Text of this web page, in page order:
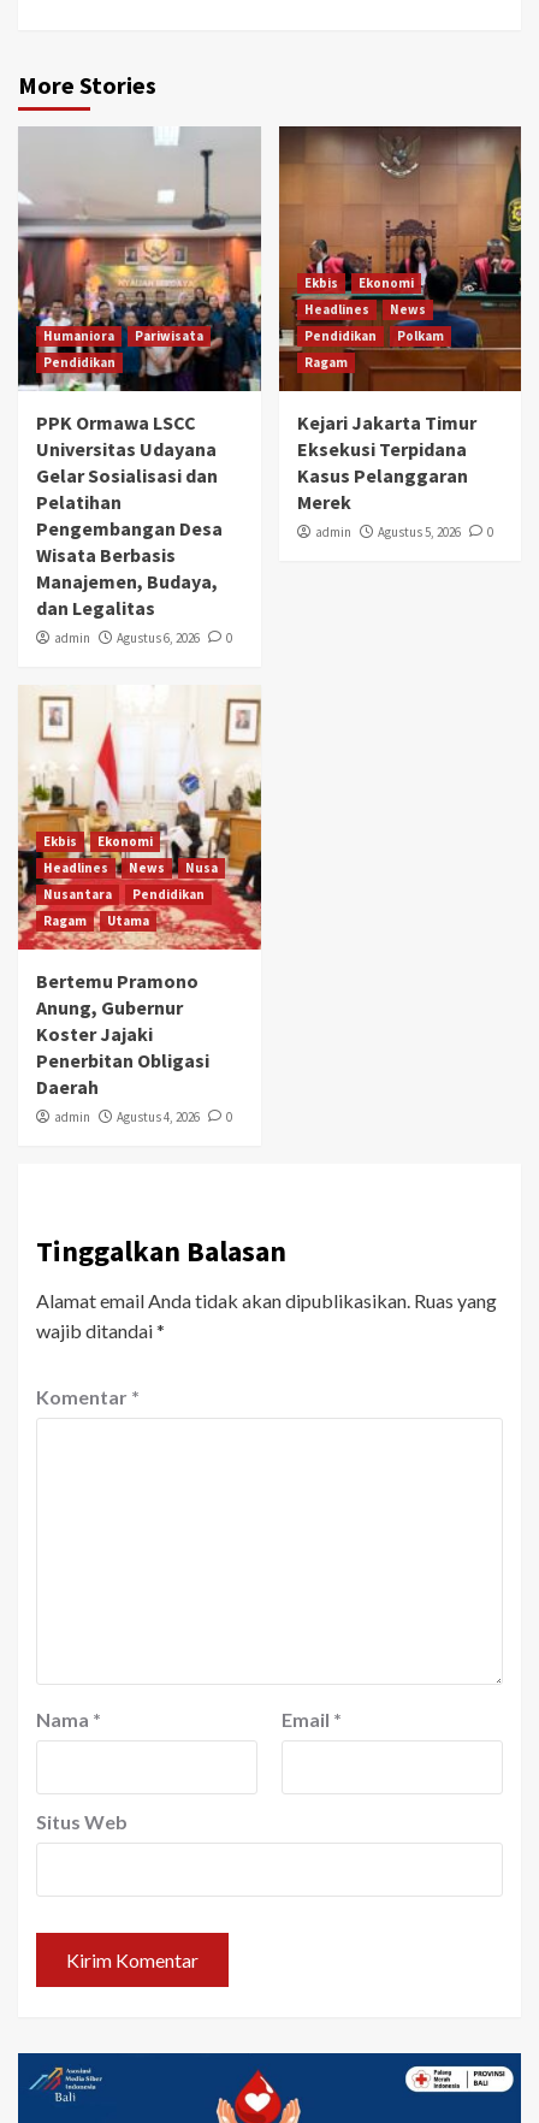
More Stories
Humaniora
Pariwisata
Pendidikan
PPK Ormawa LSCC
Universitas Udayana
Gelar Sosialisasi dan
Pelatihan
Pengembangan Desa
Wisata Berbasis
Manajemen, Budaya,
dan Legalitas
admin Agustus 6, 2026 0
Ekbis
Ekonomi
Headlines
News
Pendidikan
Polkam
Ragam
Kejari Jakarta Timur
Eksekusi Terpidana
Kasus Pelanggaran
Merek
admin Agustus 5, 2026 0
Ekbis
Ekonomi
Headlines
News
Nusa
Nusantara
Pendidikan
Ragam
Utama
Bertemu Pramono
Anung, Gubernur
Koster Jajaki
Penerbitan Obligasi
Daerah
admin Agustus 4, 2026 0
Tinggalkan Balasan
Alamat email Anda tidak akan dipublikasikan. Ruas yang
wajib ditandai*
Komentar *
Nama * Email *
Situs Web